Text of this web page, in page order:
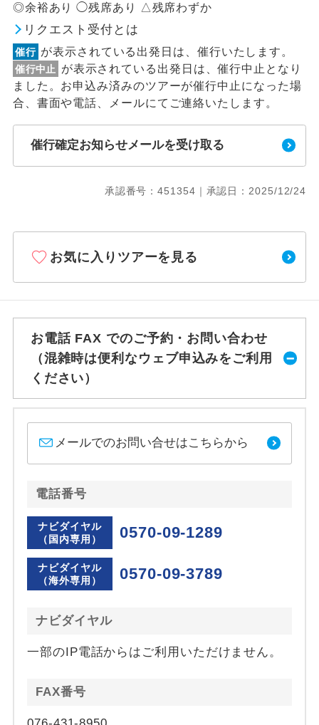
◎余裕あり ◯残席あり △残席わずか
リクエスト受付とは
催行 が表示されている出発日は、催行いたします。
催行中止
が表示されている出発日は、催行中止となり
ました。お申込み済みのツアーが催行中止になった場
合、書面や電話、メールにてご連絡いたします。
催行確定お知らせメールを受け取る
承認番号：451354｜承認日：2025/12/24
お気に入りツアーを見る
お電話 FAX でのご予約・お問い合わせ
（混雑時は便利なウェブ申込みをご利用
ください）
メールでのお問い合せはこちらから
電話番号
ナビダイヤル
（国内専用）
0570-09-1289
ナビダイヤル
（海外専用）
0570-09-3789
ナビダイヤル
一部のIP電話からはご利用いただけません。
FAX番号